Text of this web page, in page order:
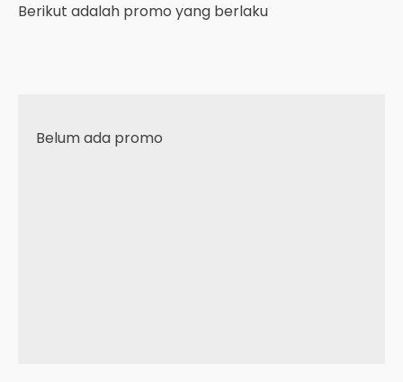
Berikut adalah promo yang berlaku
Belum ada promo